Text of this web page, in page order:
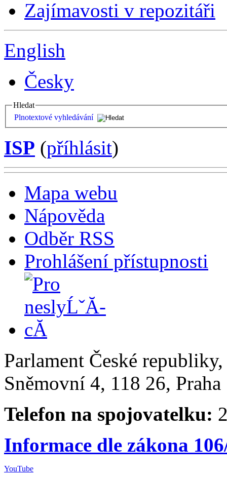
Zajímavosti v repozitáři
English
Česky
Hledat
Plnotextové vyhledávání
ISP (příhlásit)
Mapa webu
Nápověda
Odběr RSS
Prohlášení přístupnosti
Parlament České
Sněmovní 4, 118 26,
Telefon na spojovatelku:
Informace dle zákona
YouTube